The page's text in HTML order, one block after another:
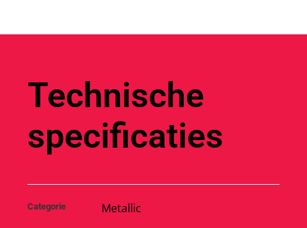
Technische
specificaties
Categorie Metallic